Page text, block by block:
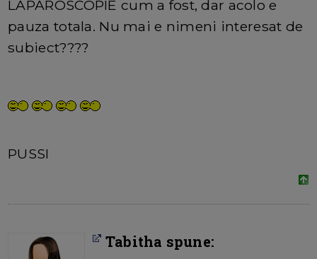
LAPAROSCOPIE cum a fost, dar acolo e
pauza totala. Nu mai e nimeni interesat de
subiect????
PUSSI
Tabitha spune: